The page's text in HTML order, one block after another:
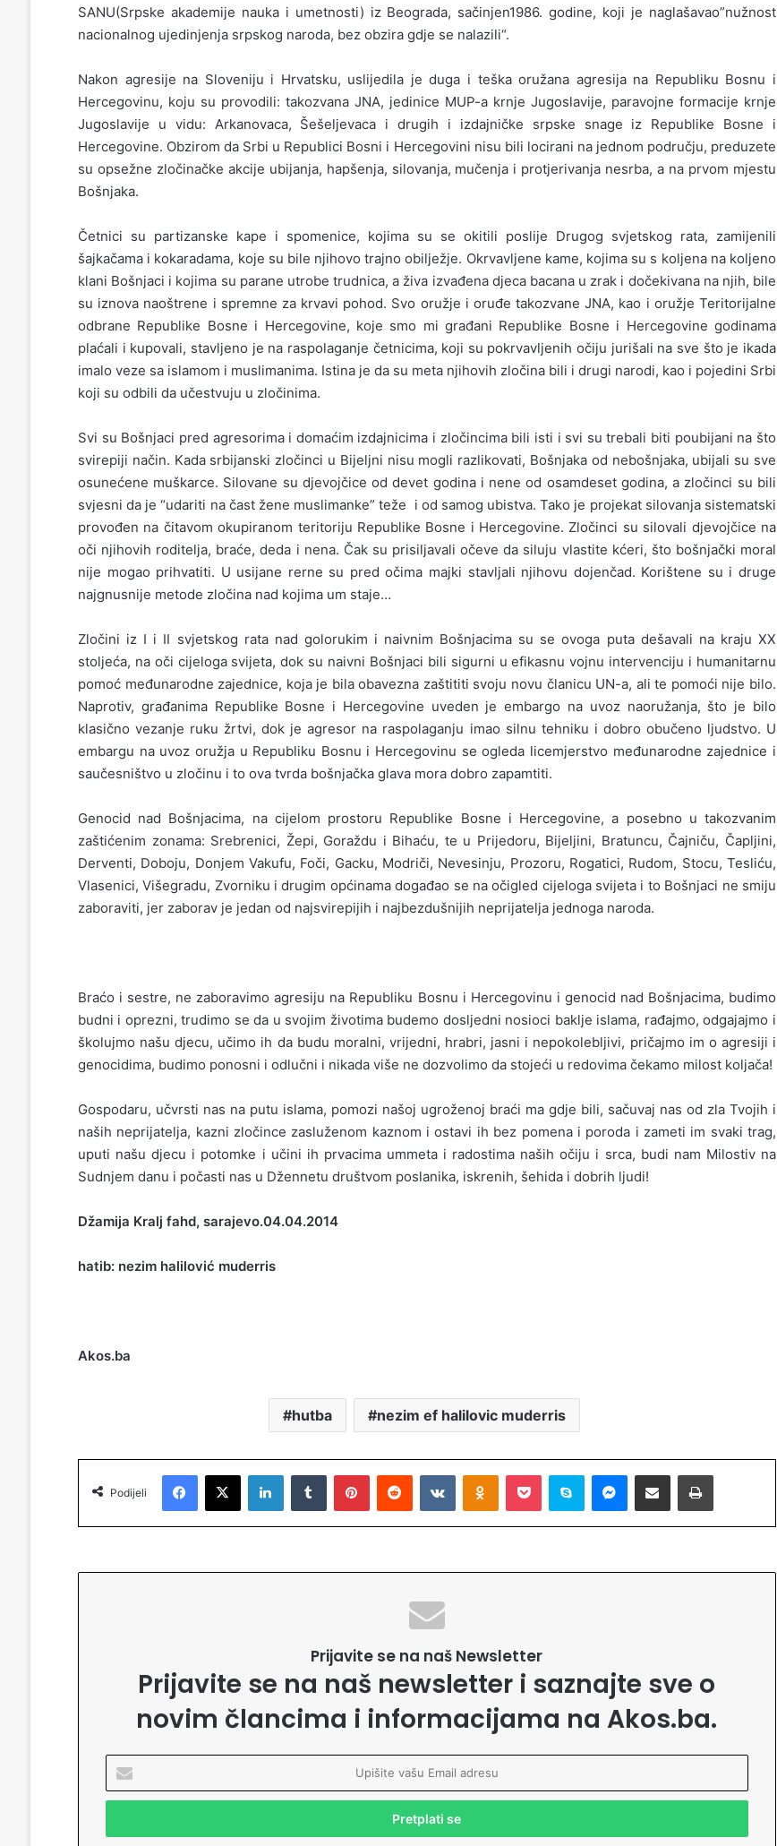
SANU(Srpske akademije nauka i umetnosti) iz Beograda, sačinjen1986. godine, koji je naglašavao”nužnost
nacionalnog ujedinjenja srpskog naroda, bez obzira gdje se nalazili“.
Nakon agresije na Sloveniju i Hrvatsku, uslijedila je duga i teška oružana agresija na Republiku Bosnu i
Hercegovinu, koju su provodili: takozvana JNA, jedinice MUP-a krnje Jugoslavije, paravojne formacije krnje
Jugoslavije u vidu: Arkanovaca, Šešeljevaca i drugih i izdajničke srpske snage iz Republike Bosne i
Hercegovine. Obzirom da Srbi u Republici Bosni i Hercegovini nisu bili locirani na jednom području, preduzete
su opsežne zločinačke akcije ubijanja, hapšenja, silovanja, mučenja i protjerivanja nesrba, a na prvom mjestu
Bošnjaka.
Četnici su partizanske kape i spomenice, kojima su se okitili poslije Drugog svjetskog rata, zamijenili
šajkačama i kokaradama, koje su bile njihovo trajno obilježje. Okrvavljene kame, kojima su s koljena na koljeno
klani Bošnjaci i kojima su parane utrobe trudnica, a živa izvađena djeca bacana u zrak i dočekivana na njih, bile
su iznova naoštrene i spremne za krvavi pohod. Svo oružje i oruđe takozvane JNA, kao i oružje Teritorijalne
odbrane Republike Bosne i Hercegovine, koje smo mi građani Republike Bosne i Hercegovine godinama
plaćali i kupovali, stavljeno je na raspolaganje četnicima, koji su pokrvavljenih očiju jurišali na sve što je ikada
imalo veze sa islamom i muslimanima. Istina je da su meta njihovih zločina bili i drugi narodi, kao i pojedini Srbi
koji su odbili da učestvuju u zločinima.
Svi su Bošnjaci pred agresorima i domaćim izdajnicima i zločincima bili isti i svi su trebali biti poubijani na što
svirepiji način. Kada srbijanski zločinci u Bijeljni nisu mogli razlikovati, Bošnjaka od nebošnjaka, ubijali su sve
osunećene muškarce. Silovane su djevojčice od devet godina i nene od osamdeset godina, a zločinci su bili
svjesni da je “udariti na čast žene muslimanke” teže i od samog ubistva. Tako je projekat silovanja sistematski
provođen na čitavom okupiranom teritoriju Republike Bosne i Hercegovine. Zločinci su silovali djevojčice na
oči njihovih roditelja, braće, deda i nena. Čak su prisiljavali očeve da siluju vlastite kćeri, što bošnjački moral
nije mogao prihvatiti. U usijane rerne su pred očima majki stavljali njihovu dojenčad. Korištene su i druge
najgnusnije metode zločina nad kojima um staje…
Zločini iz I i II svjetskog rata nad golorukim i naivnim Bošnjacima su se ovoga puta dešavali na kraju XX
stoljeća, na oči cijeloga svijeta, dok su naivni Bošnjaci bili sigurni u efikasnu vojnu intervenciju i humanitarnu
pomoć međunarodne zajednice, koja je bila obavezna zaštititi svoju novu članicu UN-a, ali te pomoći nije bilo.
Naprotiv, građanima Republike Bosne i Hercegovine uveden je embargo na uvoz naoružanja, što je bilo
klasično vezanje ruku žrtvi, dok je agresor na raspolaganju imao silnu tehniku i dobro obučeno ljudstvo. U
embargu na uvoz oružja u Republiku Bosnu i Hercegovinu se ogleda licemjerstvo međunarodne zajednice i
saučesništvo u zločinu i to ova tvrda bošnjačka glava mora dobro zapamtiti.
Genocid nad Bošnjacima, na cijelom prostoru Republike Bosne i Hercegovine, a posebno u takozvanim
zaštićenim zonama: Srebrenici, Žepi, Goraždu i Bihaću, te u Prijedoru, Bijeljini, Bratuncu, Čajniču, Čapljini,
Derventi, Doboju, Donjem Vakufu, Foči, Gacku, Modriči, Nevesinju, Prozoru, Rogatici, Rudom, Stocu, Tesliću,
Vlasenici, Višegradu, Zvorniku i drugim općinama događao se na očigled cijeloga svijeta i to Bošnjaci ne smiju
zaboraviti, jer zaborav je jedan od najsvirepijih i najbezdušnijih neprijatelja jednoga naroda.
Braćo i sestre, ne zaboravimo agresiju na Republiku Bosnu i Hercegovinu i genocid nad Bošnjacima, budimo
budni i oprezni, trudimo se da u svojim životima budemo dosljedni nosioci baklje islama, rađajmo, odgajajmo i
školujmo našu djecu, učimo ih da budu moralni, vrijedni, hrabri, jasni i nepokolebljivi, pričajmo im o agresiji i
genocidima, budimo ponosni i odlučni i nikada više ne dozvolimo da stojeći u redovima čekamo milost koljača!
Gospodaru, učvrsti nas na putu islama, pomozi našoj ugroženoj braći ma gdje bili, sačuvaj nas od zla Tvojih i
naših neprijatelja, kazni zločince zasluženom kaznom i ostavi ih bez pomena i poroda i zameti im svaki trag,
uputi našu djecu i potomke i učini ih prvacima ummeta i radostima naših očiju i srca, budi nam Milostiv na
Sudnjem danu i počasti nas u Džennetu društvom poslanika, iskrenih, šehida i dobrih ljudi!
Džamija Kralj fahd, sarajevo.04.04.2014
hatib: nezim halilović muderris
Akos.ba
hutba nezim ef halilovic muderris
Podijeli
Facebook X LinkedIn Tumblr Pinterest Reddit VKontakte Odnoklassniki Pocket Skype Messenger Podijeli putem Emaila Printaj
Prijavite se na naš Newsletter
Prijavite se na naš newsletter i saznajte sve o
novim člancima i informacijama na Akos.ba.
i
i